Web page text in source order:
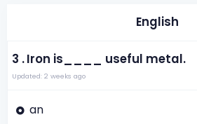
English
3 .Iron is____ useful metal.
Updated: 2 weeks ago
an